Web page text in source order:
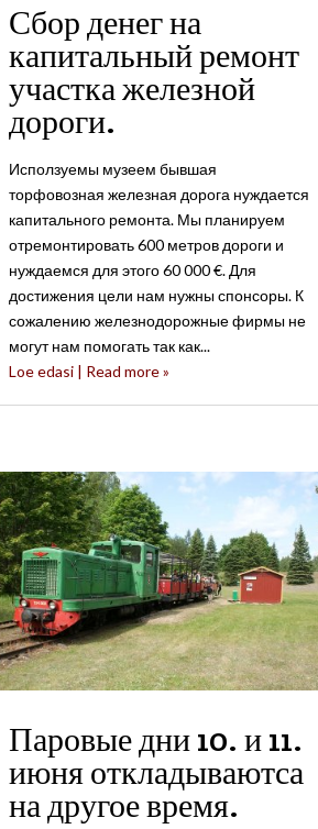
Сбор денег на
капитальный ремонт
участка железной
дороги.
Исползуемы музеем бывшая
торфовозная железная дорога нуждается
капитального ремонта. Мы планируем
отремонтировать 600 метров дороги и
нуждаемся для этого 60 000 €. Для
достижения цели нам нужны спонсоры. К
сожалению железнодорожные фирмы не
могут нам помогать так как...
Loe edasi | Read more »
Паровые дни 10. и 11.
июня откладываютса
на другое время.